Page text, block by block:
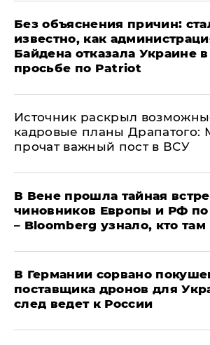
Без объяснения причин:
известно, как
Байдена отказала Украине
просьбе по Patriot
​Источник раскрыл
кадровые планы Драпатого:
прочат важный пост в ВСУ
В Вене прошла тайная
чиновников Европы и РФ
– Bloomberg узнало, кто
​В Германии сорвано
поставщика дронов для
след ведет к России